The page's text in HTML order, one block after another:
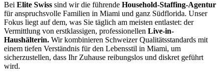
Bei Elite Swiss sind wir die führende Household-Staffing-Agentur
für anspruchsvolle Familien in Miami und ganz Südflorida. Unser
Fokus liegt auf dem, was Sie täglich am meisten entlastet: der
Vermittlung von erstklassigen, professionellen Live-in-
Haushälterin. Wir kombinieren Schweizer Qualitätsstandards mit
einem tiefen Verständnis für den Lebensstil in Miami, um
sicherzustellen, dass Ihr Zuhause reibungslos und diskret geführt
wird.